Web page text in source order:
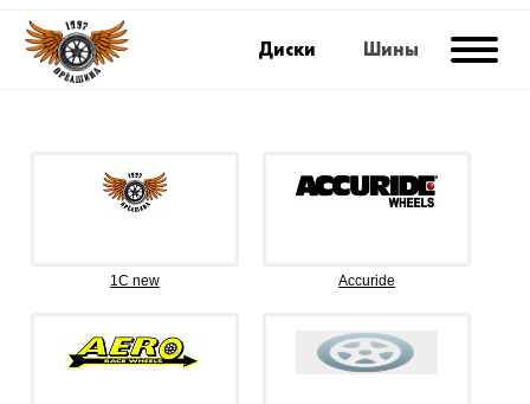
Диски Шины
1C new Accuride